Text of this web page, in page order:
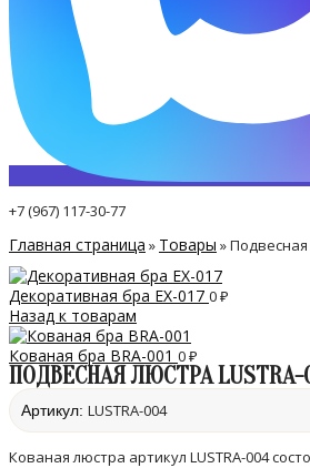
+7 (967) 117-30-77
Главная страница » Товары »Подвесная
Декоративная бра EX-017 0₽
Назад к товарам
Кованая бра BRA-001 0₽
ПОДВЕСНАЯ ЛЮСТРА
Артикул: LUSTRA-004
Кованая люстра артикул LUSTRA-004